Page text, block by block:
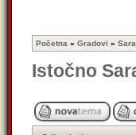
Početna » Gradovi »
Istočno